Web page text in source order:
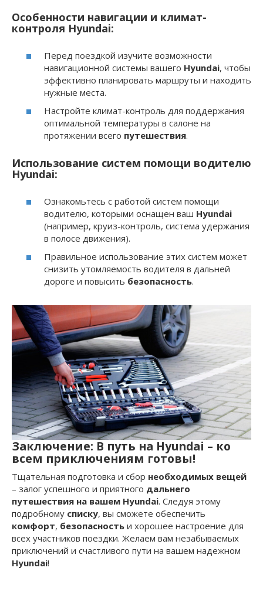
Особенности навигации и климат-
контроля Hyundai:
Перед поездкой изучите возможности
навигационной системы вашего Hyundai, чтобы
эффективно планировать маршруты и находить
нужные места.
Настройте климат-контроль для поддержания
оптимальной температуры в салоне на
протяжении всего путешествия.
Использование систем помощи водителю
Hyundai:
Ознакомьтесь с работой систем помощи
водителю, которыми оснащен ваш Hyundai
(например, круиз-контроль, система удержания
в полосе движения).
Правильное использование этих систем может
снизить утомляемость водителя в дальней
дороге и повысить безопасность.
Заключение: В путь на Hyundai – ко
всем приключениям готовы!
Тщательная подготовка и сбор необходимых вещей
– залог успешного и приятного дальнего
путешествия на вашем Hyundai. Следуя этому
подробному списку, вы сможете обеспечить
комфорт, безопасность и хорошее настроение для
всех участников поездки. Желаем вам незабываемых
приключений и счастливого пути на вашем надежном
Hyundai!